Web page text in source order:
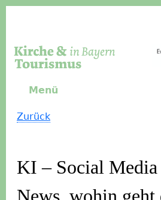
Menü
Zurück
KI – Social Media